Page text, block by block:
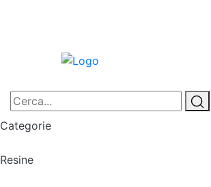
Categorie
Resine